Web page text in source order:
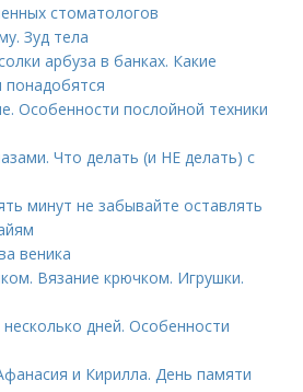
стоматологов
Зуд тела
арбуза в банках. Какие
понадобятся
Особенности послойной техники
Что делать (и НЕ делать) с
минут не забывайте оставлять
веника
Вязание крючком. Игрушки.
дней. Особенности
и Кирилла. День памяти